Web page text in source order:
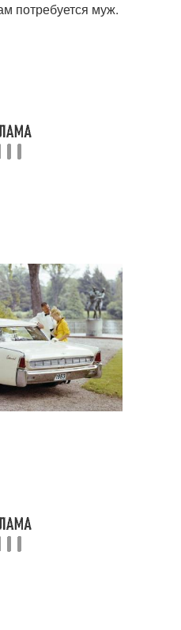
потребуется муж.